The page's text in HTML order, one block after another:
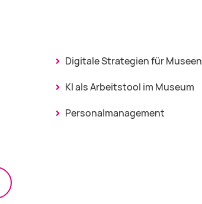
Digitale Strategien für Museen
KI als Arbeitstool im Museum
Personalmanagement